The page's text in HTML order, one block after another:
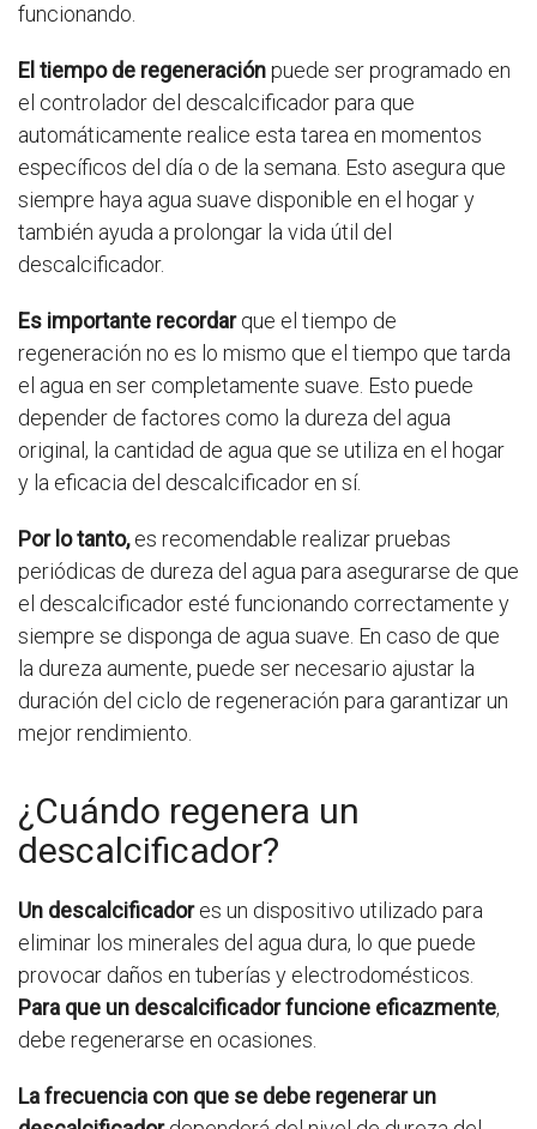
funcionando.
El tiempo de regeneraciónpuede ser programado en
el controlador del descalcificador para que
automáticamente realice esta tarea en momentos
específicos del día o de la semana. Esto asegura que
siempre haya agua suave disponible en el hogar y
también ayuda a prolongar la vida útil del
descalcificador.
Es importante recordarque el tiempo de
regeneración no es lo mismo que el tiempo que tarda
el agua en ser completamente suave. Esto puede
depender de factores como la dureza del agua
original, la cantidad de agua que se utiliza en el hogar
y la eficacia del descalcificador en sí.
Por lo tanto,es recomendable realizar pruebas
periódicas de dureza del agua para asegurarse de que
el descalcificador esté funcionando correctamente y
siempre se disponga de agua suave. En caso de que
la dureza aumente, puede ser necesario ajustar la
duración del ciclo de regeneración para garantizar un
mejor rendimiento.
¿Cuándo regenera un
descalcificador?
Un descalcificadores un dispositivo utilizado para
eliminar los minerales del agua dura, lo que puede
provocar daños en tuberías y electrodomésticos.
Para que un descalcificador funcione eficazmente,
debe regenerarse en ocasiones.
La frecuencia con que se debe regenerar un